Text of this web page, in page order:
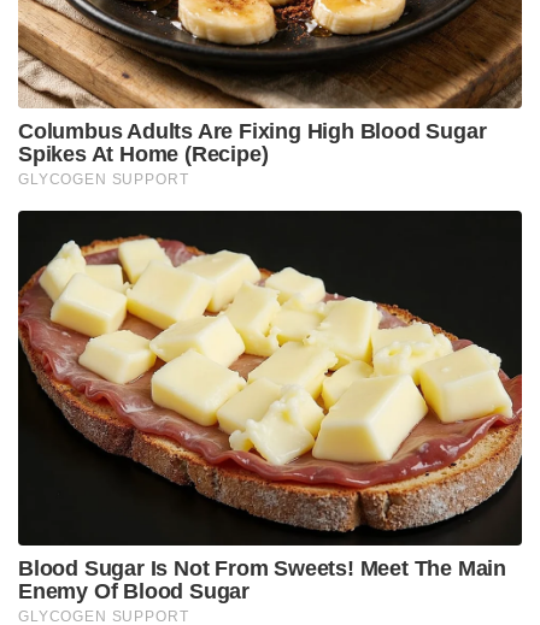
സ്ലൊവാക്യൻ സ്പീക്കർ റിച്ചാർഡ് റാഷിക്ക്
പ്രധാനമന്ത്രി നൽകിയത് ഭാരതത്തിന്റെ തനത്
രുചിയൂറും പലഹാരമായ ‘തേക്കുവ’ (Thekua)
ആയിരുന്നു. ബിഹാർ, ഝാർഖണ്ഡ് മേഖലകളിൽ
സൂര്യഭഗവാനെ വണങ്ങുന്ന പുണ്യോത്സവമായ ഛഠ്
പൂജയ്ക്ക് പ്രത്യേകം തയ്യാറാക്കുന്നതാണ് ഈ
മധുരപലഹാരം. ഗോതമ്പ് മാവ്, ശർക്കര, നെയ്യ്,
പെരുംജീരകം എന്നിവ ചേർത്തുണ്ടാക്കുന്ന തേക്കുവ,
ഭാരതത്തിന്റെ ഗ്രാമീണ പാചക പൈതൃകത്തിന്റെ
പ്രതീകമാണ്.
പാശ്ചാത്യ രാജ്യങ്ങളുടെ ആഡംബര ബ്രാൻഡുകൾക്ക്
മുന്നിൽ ഭാരതത്തിന്റെ തനത് ഗ്രാമീണ
ഉൽപ്പന്നങ്ങളെയും നെയ്ത്തുകാരെയും ആഗോള
ബ്രാൻഡുകളായി ഉയർത്തിക്കാട്ടുകയാണ് നരേന്ദ്ര
മോദി ചെയ്യുന്നത്. വോക്കൽ ഫോർ ലോക്കൽ (Vocal
for Local) എന്ന ആശയത്തെ ആഗോളതലത്തിലേക്ക്
വ്യാപിപ്പിക്കുന്ന ഈ തന്ത്രപ്രധാന നീക്കത്തിലൂടെ
ഭാരതീയ ദേശീയതയുടെയും സ്വാശ്രയത്വത്തിന്റെയും
സന്ദേശമാണ് പ്രധാനമന്ത്രി നൽകുന്നത്. വിദേശ